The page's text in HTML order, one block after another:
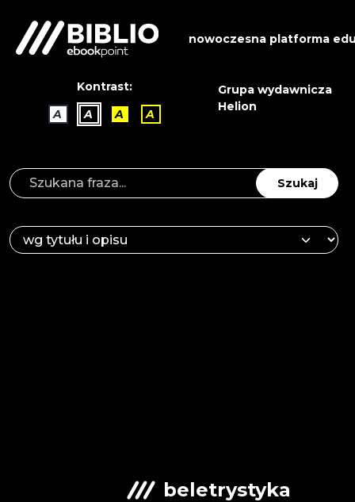
nowoczesna platforma
Kontrast:
A
A A A
Grupa wydawnicza
Helion
Szukaj
beletrystyka